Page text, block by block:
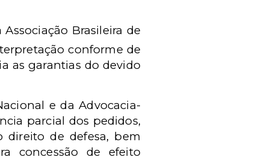
Brasileira de
conforme de
as garantias do devido
e da Advocacia-
parcial dos pedidos,
de defesa, bem
concessão de efeito